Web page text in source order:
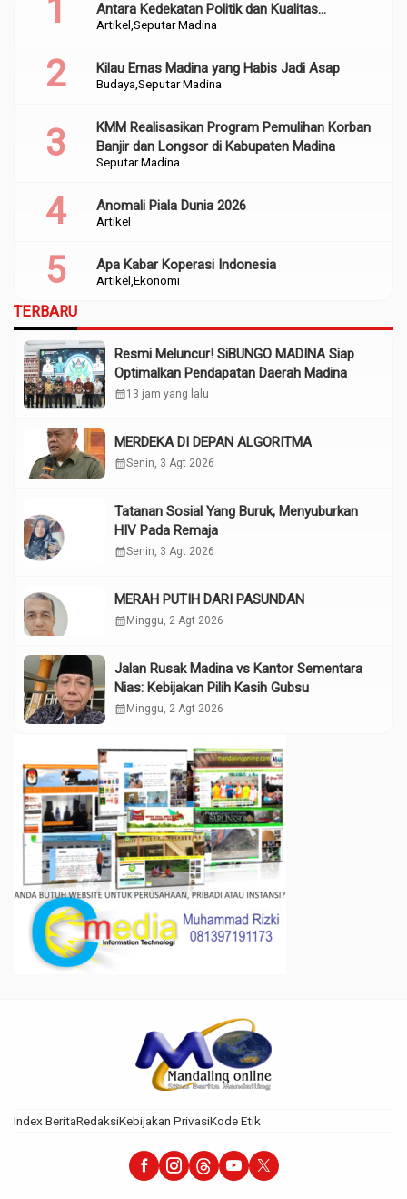
Artikel Seputar Madina
Antara Kedekatan Politik dan Kualitas
Perencanaan
Budaya Seputar Madina
Kilau Emas Madina yang Habis Jadi Asap
Seputar Madina
KMM Realisasikan Program Pemulihan Korban
Banjir dan Longsor di Kabupaten Madina
Artikel
Anomali Piala Dunia 2026
Artikel Ekonomi
Apa Kabar Koperasi Indonesia
TERBARU
Resmi Meluncur! SiBUNGO MADINA Siap
Optimalkan Pendapatan Daerah Madina
calendar_month13 jam yang lalu
MERDEKA DI DEPAN ALGORITMA
calendar_monthSenin, 3 Agt 2026
Tatanan Sosial Yang Buruk, Menyuburkan
HIV Pada Remaja
calendar_monthSenin, 3 Agt 2026
MERAH PUTIH DARI PASUNDAN
calendar_month Minggu, 2 Agt 2026
Jalan Rusak Madina vs Kantor Sementara
Nias: Kebijakan Pilih Kasih Gubsu
calendar_month Minggu, 2 Agt 2026
Index BeritaRedaksiKebijakan PrivasiKode Etik